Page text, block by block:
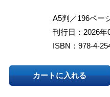
A5判／196ペー
刊行日：2026年
ISBN：978-4-
カートに入れる